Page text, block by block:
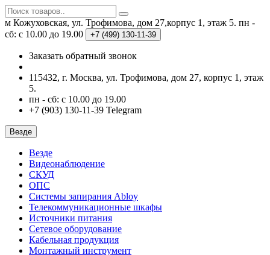
м Кожуховская, ул. Трофимова, дом 27,корпус 1, этаж 5. пн -
сб: с 10.00 до 19.00
+7 (499) 130-11-39
Заказать обратный звонок
115432, г. Москва, ул. Трофимова, дом 27, корпус 1, этаж
5.
пн - сб: с 10.00 до 19.00
+7 (903) 130-11-39 Telegram
Везде
Везде
Видеонаблюдение
СКУД
ОПС
Системы запирания Abloy
Телекоммуникационные шкафы
Источники питания
Сетевое оборудование
Кабельная продукция
Монтажный инструмент